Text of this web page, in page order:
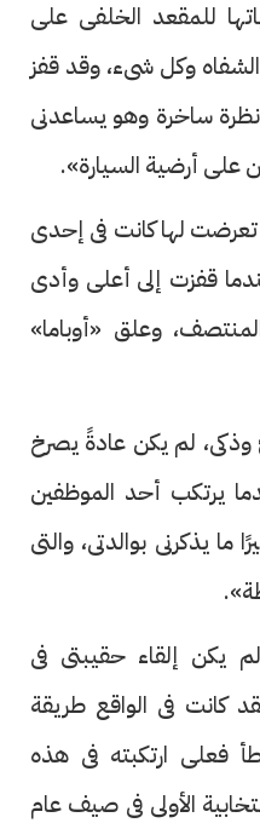
للمقعد الخلفى على
الشفاه وكل شىء، وقد قفز
نظرة ساخرة وهو يساعدنى
على أرضية السيارة».
لها كانت فى إحدى
قفزت إلى أعلى وأدى
وعلق «أوباما»
لم يكن عادةً يصرخ
يرتكب أحد الموظفين
يذكرنى بوالدتى، والتى
يكن إلقاء حقيبتى فى
كانت فى الواقع طريقة
فعلى ارتكبته فى هذه
الأولى فى صيف عام